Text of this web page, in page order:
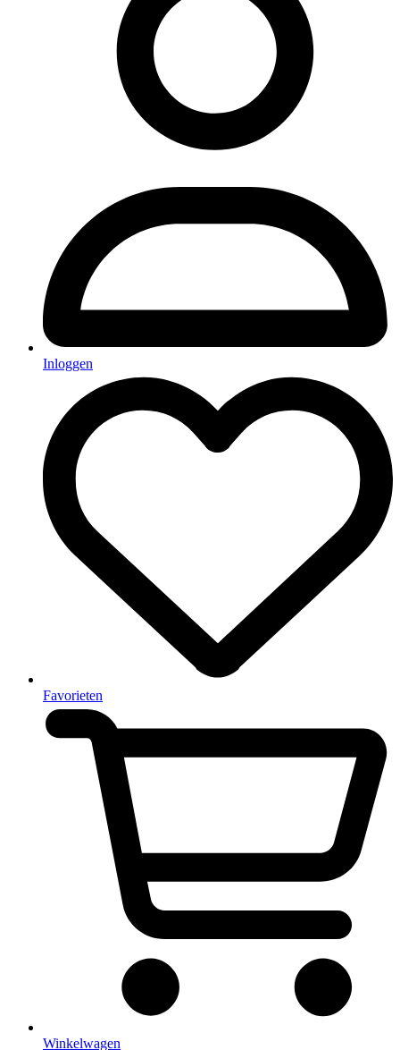
Inloggen
Favorieten
Winkelwagen